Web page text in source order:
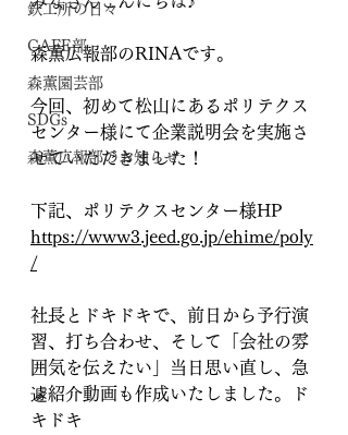
鉄工所の日々
CAFE部
森薫園芸部
SDGs
森薫広報部のお知らせ
森薫広報部のRINAです。
今回、初めて松山にあるポリテクス
センター様にて企業説明会を実施さ
せていただきました！
下記、ポリテクスセンター様HP
https://www3.jeed.go.jp/ehime/poly
/
社長とドキドキで、前日から予行演
習、打ち合わせ、そして「会社の雰
囲気を伝えたい」当日思い直し、急
遽紹介動画も作成いたしました。ド
キドキ